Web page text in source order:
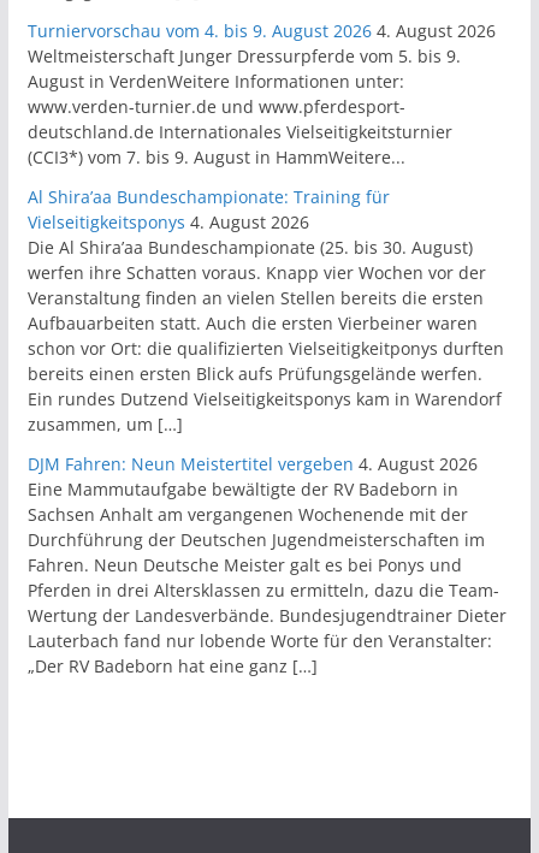
Turniervorschau vom 4. bis 9. August 2026 4. August 2026
Weltmeisterschaft Junger Dressurpferde vom 5. bis 9.
August in VerdenWeitere Informationen unter:
www.verden-turnier.de und www.pferdesport-
deutschland.de Internationales Vielseitigkeitsturnier
(CCI3*) vom 7. bis 9. August in HammWeitere...
Al Shira’aa Bundeschampionate: Training für
Vielseitigkeitsponys 4. August 2026
Die Al Shira’aa Bundeschampionate (25. bis 30. August)
werfen ihre Schatten voraus. Knapp vier Wochen vor der
Veranstaltung finden an vielen Stellen bereits die ersten
Aufbauarbeiten statt. Auch die ersten Vierbeiner waren
schon vor Ort: die qualifizierten Vielseitigkeitponys durften
bereits einen ersten Blick aufs Prüfungsgelände werfen.
Ein rundes Dutzend Vielseitigkeitsponys kam in Warendorf
zusammen, um […]
DJM Fahren: Neun Meistertitel vergeben 4. August 2026
Eine Mammutaufgabe bewältigte der RV Badeborn in
Sachsen Anhalt am vergangenen Wochenende mit der
Durchführung der Deutschen Jugendmeisterschaften im
Fahren. Neun Deutsche Meister galt es bei Ponys und
Pferden in drei Altersklassen zu ermitteln, dazu die Team-
Wertung der Landesverbände. Bundesjugendtrainer Dieter
Lauterbach fand nur lobende Worte für den Veranstalter:
„Der RV Badeborn hat eine ganz […]